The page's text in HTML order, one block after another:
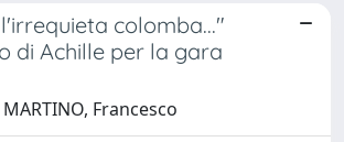
colomba..."
di Achille per la gara
Francesco